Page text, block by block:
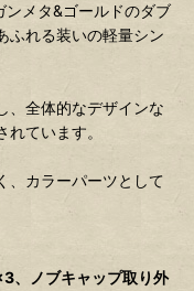
ンメタ&ゴールドのダブ
ふれる装いの軽量シン
、全体的なデザインな
ています。
、カラーパーツとして
、ノブキャップ取り外